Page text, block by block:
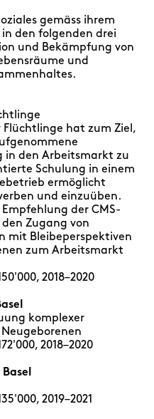
gemäss ihrem
in den folgenden drei
und Bekämpfung von
und
hat zum Ziel,
den Arbeitsmarkt zu
Schulung in einem
ermöglicht
und einzuüben.
der CMS-
Zugang von
mit Bleibeperspektiven
zum Arbeitsmarkt
2018–2020
komplexer
2018–2020
2019–2021